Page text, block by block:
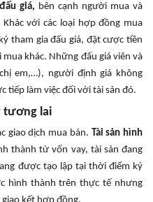
giá, bên cạnh người mua và
với các loại hợp đồng mua
tham gia đấu giá, đặt cược tiền
khác. Những đấu giá viên và
em,…), người định giá không
tiếp làm việc đối với tài sản đó.
tương lai
giao dịch mua bán.
Tài sản hình
thành từ vốn vay, tài sản đang
được tạo lập tại thời điểm ký
hình thành trên thực tế nhưng